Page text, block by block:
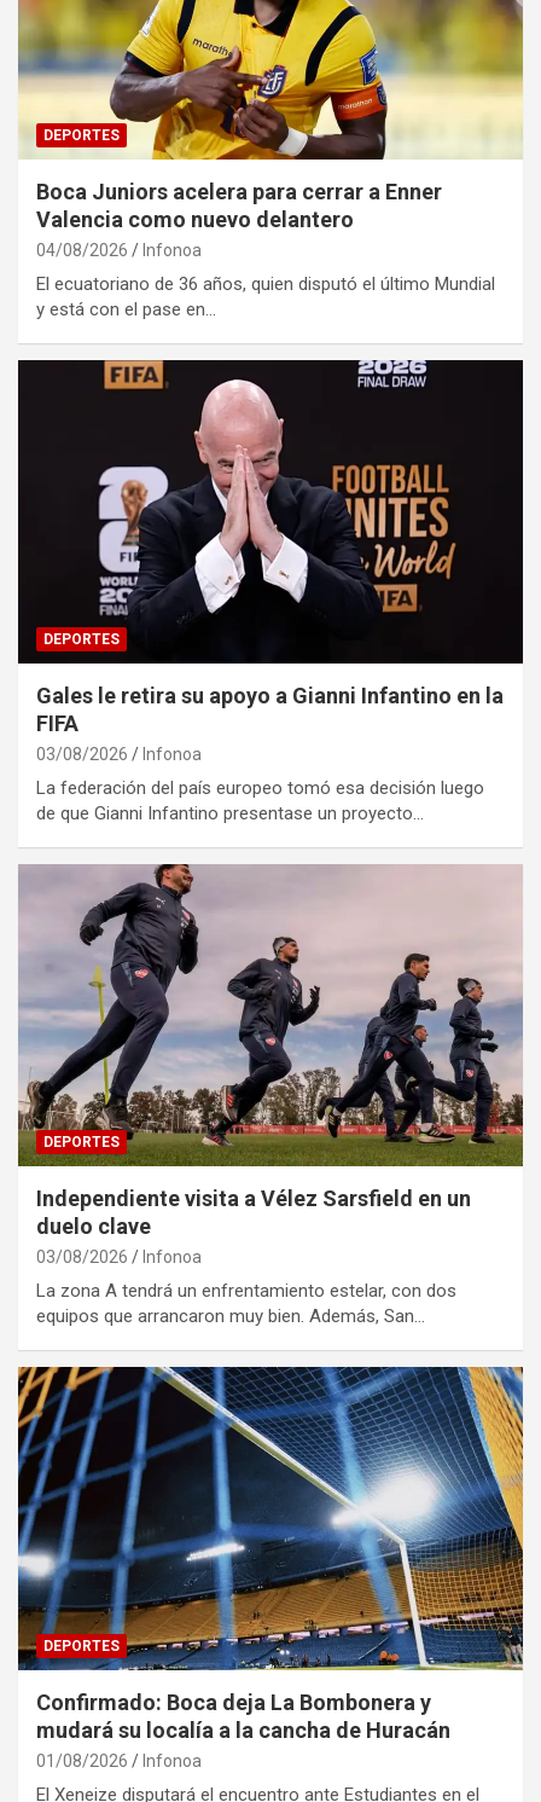
DEPORTES
Boca Juniors acelera para cerrar a Enner
Valencia como nuevo delantero
04/08/2026 Infonoa
El ecuatoriano de 36 años, quien disputó el último Mundial
y está con el pase en…
DEPORTES
Gales le retira su apoyo a Gianni Infantino en la
FIFA
03/08/2026 Infonoa
La federación del país europeo tomó esa decisión luego
de que Gianni Infantino presentase un proyecto…
DEPORTES
Independiente visita a Vélez Sarsfield en un
duelo clave
03/08/2026 Infonoa
La zona A tendrá un enfrentamiento estelar, con dos
equipos que arrancaron muy bien. Además, San…
DEPORTES
Confirmado: Boca deja La Bombonera y
mudará su localía a la cancha de Huracán
01/08/2026 Infonoa
El Xeneize disputará el encuentro ante Estudiantes en el